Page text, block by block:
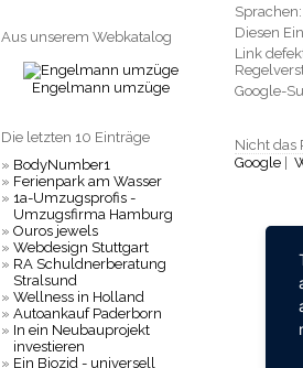
Aus unserem Webkatalog
Engelmann umzüge
Die letzten 10 Einträge
» BodyNumber1
» Ferienpark am Wasser
» 1a-Umzugsprofis -
Umzugsfirma Hamburg
» Ouros jewels
» Webdesign Stuttgart
» RA Schuldnerberatung
Stralsund
» Wellness in Holland
» Autoankauf Paderborn
» In ein Neubauprojekt
investieren
» Ein Biozid - universell
Sprachen:
Diesen
Link
Google-
Nicht das
Google